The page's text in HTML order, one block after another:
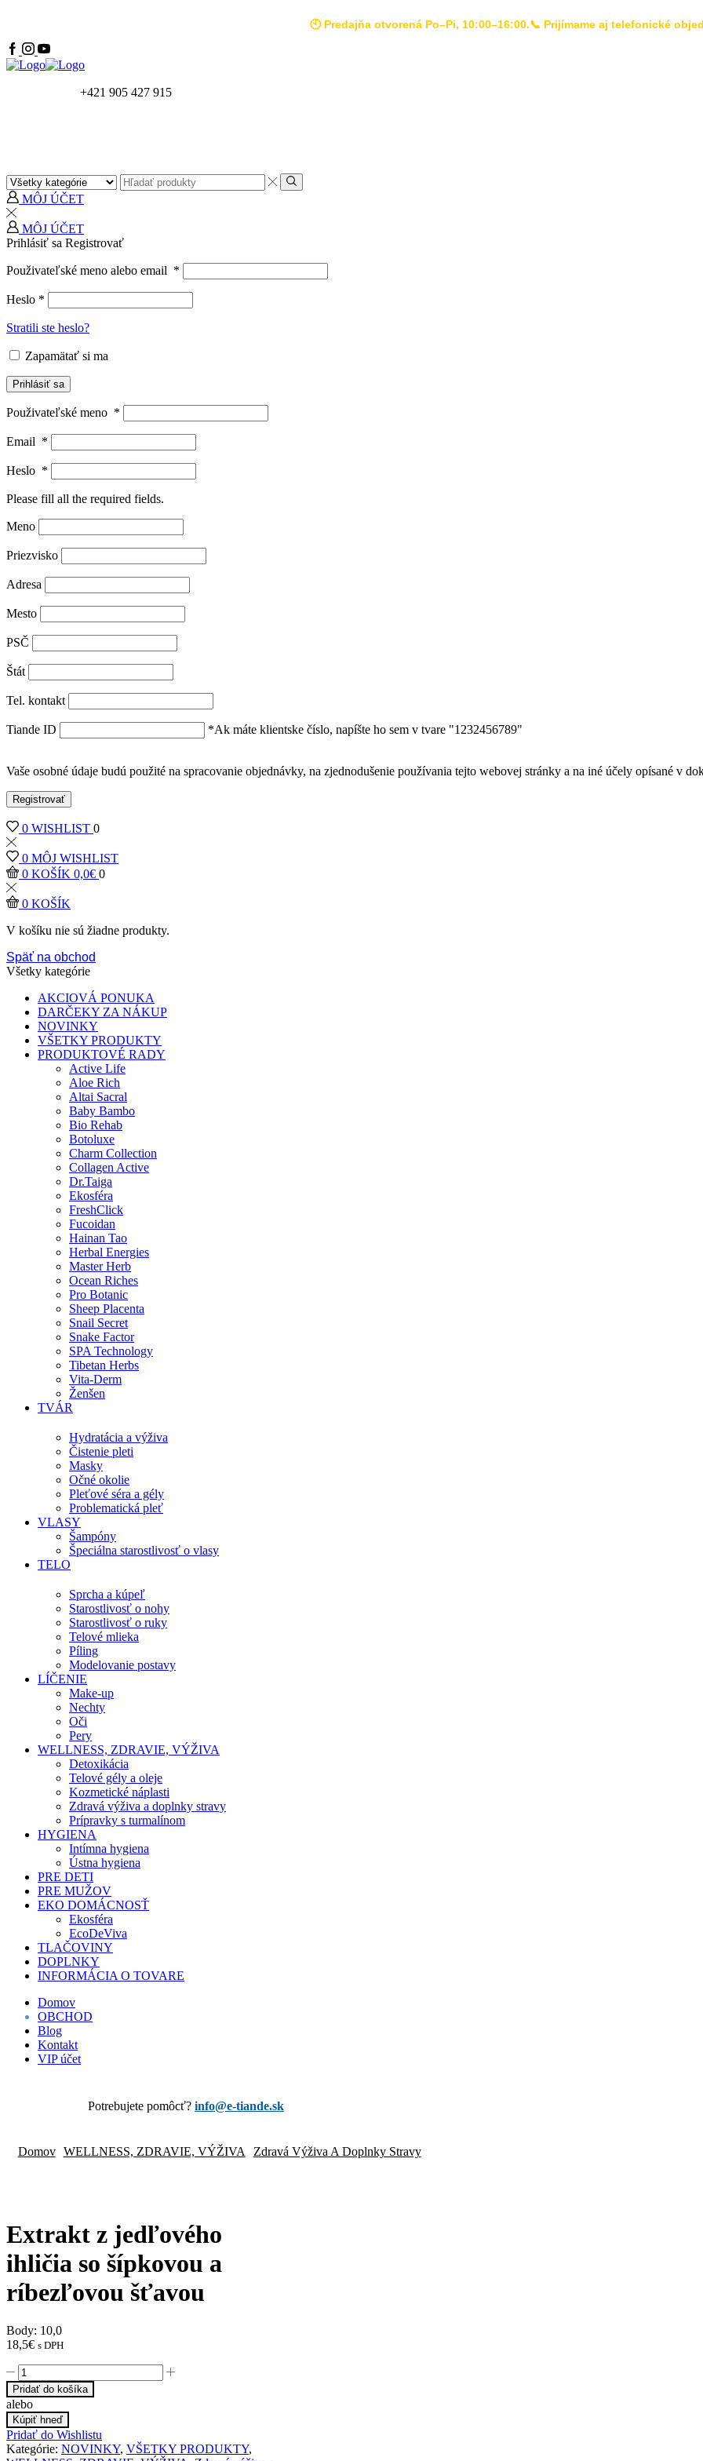
🕙 Predajňa otvorená Po–Pi, 10:00–16:00.📞 Prijímame aj telefonické
+421 905 427 915
MÔJ ÚČET
MÔJ ÚČET
Prihlásiť sa Registrovať
Použivateľské meno alebo email *
Heslo *
Stratili ste heslo?
Zapamätať si ma
Prihlásiť sa
Použivateľské meno *
Email *
Heslo *
Please fill all the required fields.
Meno
Priezvisko
Adresa
Mesto
PSČ
Štát
Tel. kontakt
Tiande ID *Ak máte klientske číslo, napíšte ho sem v tvare "1232456789"
Vaše osobné údaje budú použité na spracovanie objednávky, na zjednodušenie používania tejto webovej stránky a na iné účely opísané v
Registrovať
0 WISHLIST 0
0 MÔJ WISHLIST
0 KOŠÍK 0,0€ 0
0 KOŠÍK
V košíku nie sú žiadne produkty.
Späť na obchod
Všetky kategórie
AKCIOVÁ PONUKA
DARČEKY ZA NÁKUP
NOVINKY
VŠETKY PRODUKTY
PRODUKTOVÉ RADY
Active Life
Aloe Rich
Altai Sacral
Baby Bambo
Bio Rehab
Botoluxe
Charm Collection
Collagen Active
Dr.Taiga
Ekosféra
FreshClick
Fucoidan
Hainan Tao
Herbal Energies
Master Herb
Ocean Riches
Pro Botanic
Sheep Placenta
Snail Secret
Snake Factor
SPA Technology
Tibetan Herbs
Vita-Derm
Ženšen
TVÁR
Hydratácia a výživa
Čistenie pleti
Masky
Očné okolie
Pleťové séra a gély
Problematická pleť
VLASY
Šampóny
Špeciálna starostlivosť o vlasy
TELO
Sprcha a kúpeľ
Starostlivosť o nohy
Starostlivosť o ruky
Telové mlieka
Píling
Modelovanie postavy
LÍČENIE
Make-up
Nechty
Oči
Pery
WELLNESS, ZDRAVIE, VÝŽIVA
Detoxikácia
Telové gély a oleje
Kozmetické náplasti
Zdravá výživa a doplnky stravy
Prípravky s turmalínom
HYGIENA
Intímna hygiena
Ústna hygiena
PRE DETI
PRE MUŽOV
EKO DOMÁCNOSŤ
Ekosféra
EcoDeViva
TLAČOVINY
DOPLNKY
INFORMÁCIA O TOVARE
Domov
OBCHOD
Blog
Kontakt
VIP účet
Potrebujete pomôcť? info@e-tiande.sk
Domov WELLNESS, ZDRAVIE, VÝŽIVA Zdravá Výživa A Doplnky Stravy
Extrakt z jedľového
ihličia so šípkovou a
ríbezľovou šťavou
Body: 10,0
18,5€ s DPH
Pridať do košíka
alebo
Kúpiť hneď
Pridať do Wishlistu
Kategórie: NOVINKY, VŠETKY PRODUKTY,